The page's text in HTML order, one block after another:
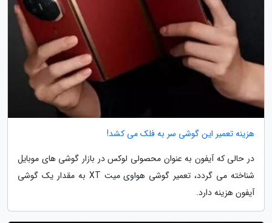
هزینه تعمیر این گوشی سر به فلک می کشد!
در حالی که آیفون به عنوان محصولی لوکس در بازار گوشی های موبایل
شناخته می گردد، تعمیر گوشی هواوی میت XT به مقدار یک گوشی
آیفون هزینه دارد.